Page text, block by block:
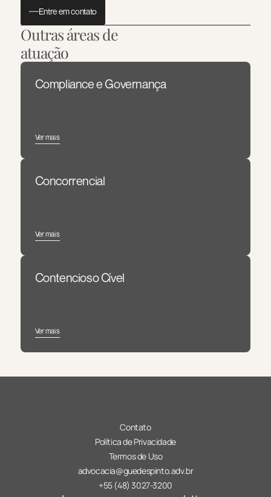
Entre em contato
Outras áreas de
atuação
Compliance e Governança
Ver mais
Concorrencial
Ver mais
Contencioso Cível
Ver mais
Contato
Política de Privacidade
Termos de Uso
advocacia@guedespinto.adv.br
+55 (48) 3027-3200